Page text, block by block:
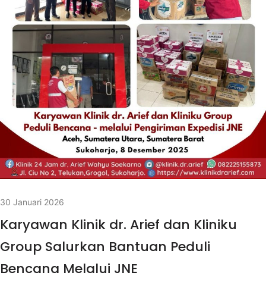
30 Januari 2026
Karyawan Klinik dr. Arief dan Kliniku
Group Salurkan Bantuan Peduli
Bencana Melalui JNE